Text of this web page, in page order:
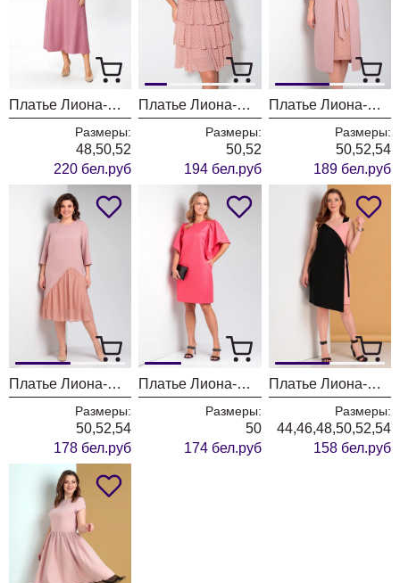
Платье Лиона-Стиль 929
Размеры:
48,50,52
220 бел.руб
Платье Лиона-Стиль 905
Размеры:
50,52
194 бел.руб
Платье Лиона-Стиль 896 персиковый
Размеры:
50,52,54
189 бел.руб
Платье Лиона-Стиль 756 персиковый
Размеры:
50,52,54
178 бел.руб
Платье Лиона-Стиль 857 коралл
Размеры:
50
174 бел.руб
Платье Лиона-Стиль 703 черный с розовым
Размеры:
44,46,48,50,52,54
158 бел.руб